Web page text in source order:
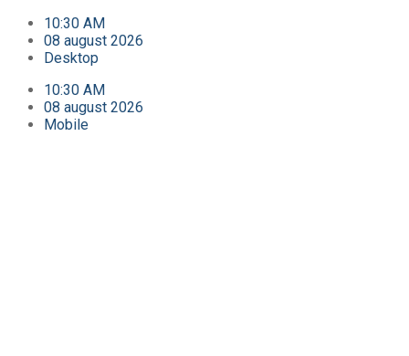
10:30 AM
08 august 2026
Desktop
10:30 AM
08 august 2026
Mobile